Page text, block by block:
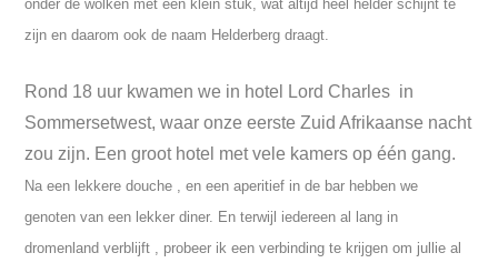
onder de wolken met een klein stuk, wat altijd heel helder schijnt te
zijn en daarom ook de naam Helderberg draagt.
Rond 18 uur kwamen we in hotel Lord Charles in
Sommersetwest, waar onze eerste Zuid Afrikaanse nacht
zou zijn. Een groot hotel met vele kamers op één gang.
Na een lekkere douche , en een aperitief in de bar hebben we
genoten van een lekker diner. En terwijl iedereen al lang in
dromenland verblijft , probeer ik een verbinding te krijgen om jullie al